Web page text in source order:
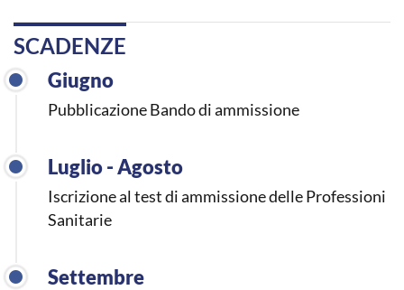
SCADENZE
Giugno
Pubblicazione Bando di ammissione
Luglio - Agosto
Iscrizione al test di ammissione delle Professioni
Sanitarie
Settembre